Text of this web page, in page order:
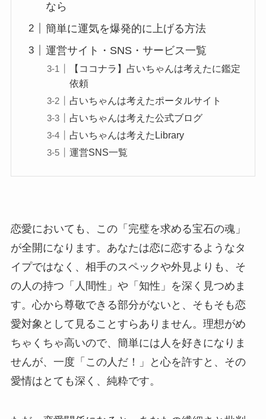
なら
簡単に運気を爆発的に上げる方法
運営サイト・SNS・サービス一覧
【ココナラ】占いちゃんは考えたに鑑定
依頼
占いちゃんは考えたポータルサイト
占いちゃんは考えた公式ブログ
占いちゃんは考えたLibrary
運営SNS一覧
恋愛においても、この「完璧を求める宝石の魂」
が全開になります。あなたは恋に恋するようなタ
イプではなく、相手のスペックや外見よりも、そ
の人の持つ「人間性」や「知性」を深く見つめま
す。心から尊敬できる部分がないと、そもそも恋
愛対象として見ることすらありません。理想がめ
ちゃくちゃ高いので、簡単には人を好きになりま
せんが、一度「この人だ！」と心を許すと、その
愛情はとても深く、純粋です。